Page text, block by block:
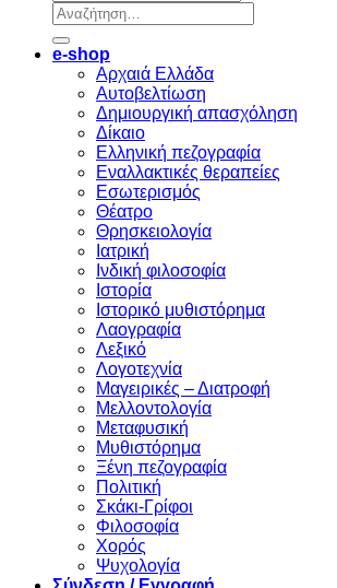
Αναζήτηση
για:
e-shop
Αρχαιά Ελλάδα
Aυτοβελτίωση
Δημιουργική απασχόληση
Δίκαιο
Ελληνική πεζογραφία
Eναλλακτικές θεραπείες
Eσωτερισμός
Θέατρο
Θρησκειολογία
Ιατρική
Ινδική φιλοσοφία
Ιστορία
Ιστορικό μυθιστόρημα
Λαογραφία
Λεξικό
Λογοτεχνία
Μαγειρικές – Διατροφή
Μελλοντολογία
Μεταφυσική
Μυθιστόρημα
Ξένη πεζογραφία
Πολιτική
Σκάκι-Γρίφοι
Φιλοσοφία
Χορός
Ψυχολογία